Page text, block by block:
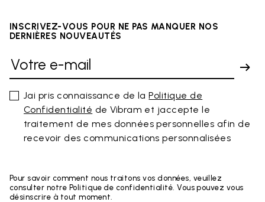
INSCRIVEZ-VOUS POUR NE PAS MANQUER NOS
DERNIÈRES NOUVEAUTÉS
Jai pris connaissance de laPolitique de
Confidentialité de Vibram et jaccepte le
traitement de mes données personnelles afin de
recevoir des communications personnalisées
Pour savoir comment nous traitons vos données, veuillez
consulter notre Politique de confidentialité. Vous pouvez vous
désinscrire à tout moment.